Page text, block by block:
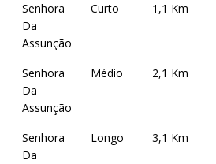
Senhora
Da
Assunção
Curto 1,1 Km
Senhora
Da
Assunção
Médio 2,1 Km
Senhora
Da
Longo 3,1 Km